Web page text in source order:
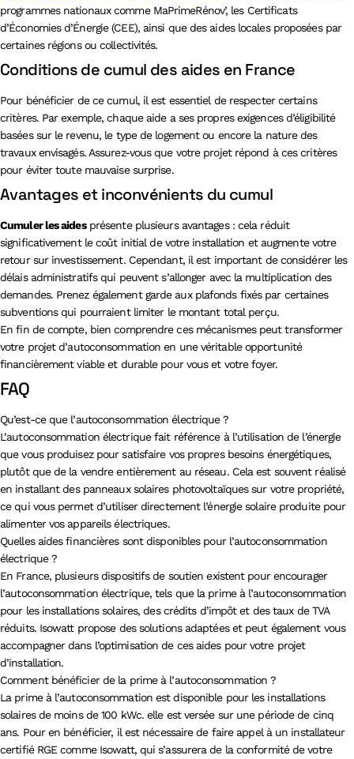
programmes nationaux comme MaPrimeRénov’, les Certificats
d’Économies d’Énergie (CEE), ainsi que des aides locales proposées par
certaines régions ou collectivités.
Conditions de cumul des aides en France
Pour bénéficier de ce cumul, il est essentiel de respecter certains
critères. Par exemple, chaque aide a ses propres exigences d’éligibilité
basées sur le revenu, le type de logement ou encore la nature des
travaux envisagés. Assurez-vous que votre projet répond à ces critères
pour éviter toute mauvaise surprise.
Avantages et inconvénients du cumul
Cumuler les aidesprésente plusieurs avantages : cela réduit
significativement le coût initial de votre installation et augmente votre
retour sur investissement. Cependant, il est important de considérer les
délais administratifs qui peuvent s’allonger avec la multiplication des
demandes. Prenez également garde aux plafonds fixés par certaines
subventions qui pourraient limiter le montant total perçu.
En fin de compte, bien comprendre ces mécanismes peut transformer
votre projet d’autoconsommation en une véritable opportunité
financièrement viable et durable pour vous et votre foyer.
FAQ
Qu’est-ce que l’autoconsommation électrique ?
L’autoconsommation électrique fait référence à l’utilisation de l’énergie
que vous produisez pour satisfaire vos propres besoins énergétiques,
plutôt que de la vendre entièrement au réseau. Cela est souvent réalisé
en installant des panneaux solaires photovoltaïques sur votre propriété,
ce qui vous permet d’utiliser directement l’énergie solaire produite pour
alimenter vos appareils électriques.
Quelles aides financières sont disponibles pour l’autoconsommation
électrique ?
En France, plusieurs dispositifs de soutien existent pour encourager
l’autoconsommation électrique, tels que la prime à l’autoconsommation
pour les installations solaires, des crédits d’impôt et des taux de TVA
réduits. Isowatt propose des solutions adaptées et peut également vous
accompagner dans l’optimisation de ces aides pour votre projet
d’installation.
Comment bénéficier de la prime à l’autoconsommation ?
La prime à l’autoconsommation est disponible pour les installations
solaires de moins de 100 kWc. elle est versée sur une période de cinq
ans. Pour en bénéficier, il est nécessaire de faire appel à un installateur
certifié RGE comme Isowatt, qui s’assurera de la conformité de votre